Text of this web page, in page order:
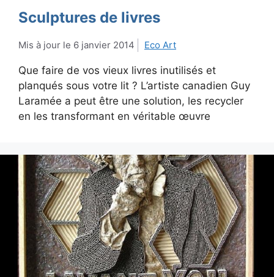
Sculptures de livres
6 janvier 2014 Eco Art
Que faire de vos vieux livres inutilisés et
planqués sous votre lit ? L’artiste canadien Guy
Laramée a peut être une solution, les recycler
en les transformant en véritable œuvre